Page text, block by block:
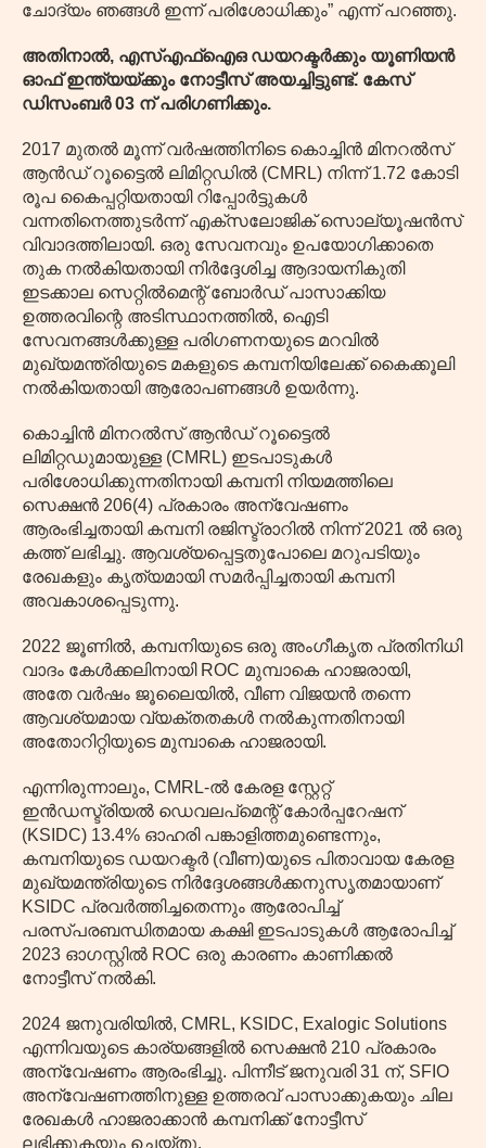
ചോദ്യം ഞങ്ങൾ ഇന്ന് പരിശോധിക്കും” എന്ന് പറഞ്ഞു.
അതിനാൽ, എസ്എഫ്‌ഐഒ ഡയറക്ടർക്കും യൂണിയൻ
ഓഫ് ഇന്ത്യയ്ക്കും നോട്ടീസ് അയച്ചിട്ടുണ്ട്. കേസ്
ഡിസംബർ 03 ന് പരിഗണിക്കും.
2017 മുതൽ മൂന്ന് വർഷത്തിനിടെ കൊച്ചിൻ മിനറൽസ്
ആൻഡ് റൂട്ടൈൽ ലിമിറ്റഡിൽ (CMRL) നിന്ന് 1.72 കോടി
രൂപ കൈപ്പറ്റിയതായി റിപ്പോർട്ടുകൾ
വന്നതിനെത്തുടർന്ന് എക്സലോജിക് സൊല്യൂഷൻസ്
വിവാദത്തിലായി. ഒരു സേവനവും ഉപയോഗിക്കാതെ
തുക നൽകിയതായി നിർദ്ദേശിച്ച ആദായനികുതി
ഇടക്കാല സെറ്റിൽമെന്റ് ബോർഡ് പാസാക്കിയ
ഉത്തരവിന്റെ അടിസ്ഥാനത്തിൽ, ഐടി
സേവനങ്ങൾക്കുള്ള പരിഗണനയുടെ മറവിൽ
മുഖ്യമന്ത്രിയുടെ മകളുടെ കമ്പനിയിലേക്ക് കൈക്കൂലി
നൽകിയതായി ആരോപണങ്ങൾ ഉയർന്നു.
കൊച്ചിൻ മിനറൽസ് ആൻഡ് റൂട്ടൈൽ
ലിമിറ്റഡുമായുള്ള (CMRL) ഇടപാടുകൾ
പരിശോധിക്കുന്നതിനായി കമ്പനി നിയമത്തിലെ
സെക്ഷൻ 206(4) പ്രകാരം അന്വേഷണം
ആരംഭിച്ചതായി കമ്പനി രജിസ്ട്രാറിൽ നിന്ന് 2021 ൽ ഒരു
കത്ത് ലഭിച്ചു. ആവശ്യപ്പെട്ടതുപോലെ മറുപടിയും
രേഖകളും കൃത്യമായി സമർപ്പിച്ചതായി കമ്പനി
അവകാശപ്പെടുന്നു.
2022 ജൂണിൽ, കമ്പനിയുടെ ഒരു അംഗീകൃത പ്രതിനിധി
വാദം കേൾക്കലിനായി ROC മുമ്പാകെ ഹാജരായി,
അതേ വർഷം ജൂലൈയിൽ, വീണ വിജയൻ തന്നെ
ആവശ്യമായ വ്യക്തതകൾ നൽകുന്നതിനായി
അതോറിറ്റിയുടെ മുമ്പാകെ ഹാജരായി.
എന്നിരുന്നാലും, CMRL-ൽ കേരള സ്റ്റേറ്റ്
ഇൻഡസ്ട്രിയൽ ഡെവലപ്‌മെന്റ് കോർപ്പറേഷന്
(KSIDC) 13.4% ഓഹരി പങ്കാളിത്തമുണ്ടെന്നും,
കമ്പനിയുടെ ഡയറക്ടർ (വീണ)യുടെ പിതാവായ കേരള
മുഖ്യമന്ത്രിയുടെ നിർദ്ദേശങ്ങൾക്കനുസൃതമായാണ്
KSIDC പ്രവർത്തിച്ചതെന്നും ആരോപിച്ച്
പരസ്പരബന്ധിതമായ കക്ഷി ഇടപാടുകൾ ആരോപിച്ച്
2023 ഓഗസ്റ്റിൽ ROC ഒരു കാരണം കാണിക്കൽ
നോട്ടീസ് നൽകി.
2024 ജനുവരിയിൽ, CMRL, KSIDC, Exalogic Solutions
എന്നിവയുടെ കാര്യങ്ങളിൽ സെക്ഷൻ 210 പ്രകാരം
അന്വേഷണം ആരംഭിച്ചു. പിന്നീട് ജനുവരി 31 ന്, SFIO
അന്വേഷണത്തിനുള്ള ഉത്തരവ് പാസാക്കുകയും ചില
രേഖകൾ ഹാജരാക്കാൻ കമ്പനിക്ക് നോട്ടീസ്
ലഭിക്കുകയും ചെയ്തു.